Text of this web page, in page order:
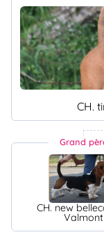
CH.
Grand
CH. new
Valmont